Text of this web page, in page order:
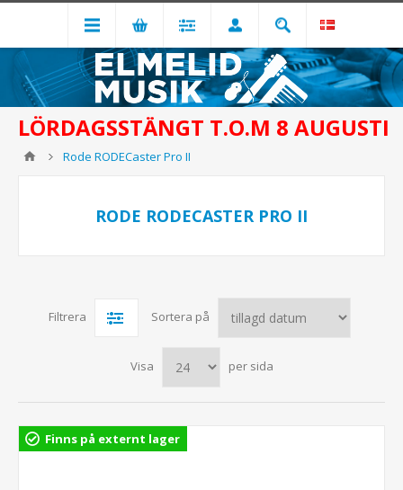
LÖRDAGSSTÄNGT T.O.M 8 AUGUSTI
Rode RODECaster Pro II
RODE RODECASTER PRO II
Filtrera Sortera på
Visa per sida
Finns på externt lager